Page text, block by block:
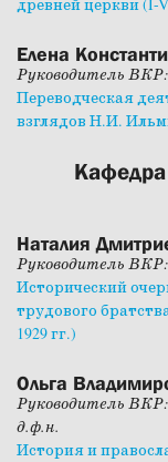
древней церкви (I-
Елена
Руководитель
Переводческая
взглядов Н.И.
Кафедра
Наталия
Руководитель
Исторический
трудового
1929 гг.)
Ольга
Руководитель
д.ф.н.
История и